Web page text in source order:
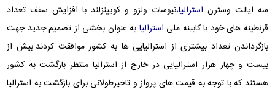
سه ایالت وسترن استرالیا،نیوسات ولزو و کویینزلند با افزایش سقف تعداد
قرنطینه های خود با کابینه ملی استرالیا به عنوان بخشی از تصمیم جدید جهت
بازگرداندن تعداد بیشتری از استرالیایی ها به کشور موافقت کردند.بیش از
بیست و چهار هزار استرالیایی در خارج از استرالیا منتظر بازگشت به کشور
هستند که با توجه به قیمت های پرواز و تاخیرطولانی برای بازگشت به استرالیا